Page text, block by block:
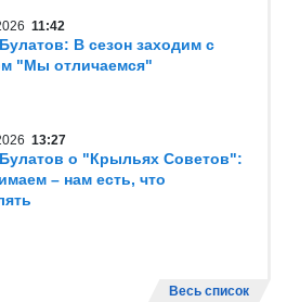
11:42
В сезон заходим с
"Мы отличаемся"
13:27
о "Крыльях Советов":
– нам есть, что
Весь список